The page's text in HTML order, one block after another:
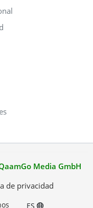
Media GmbH
de privacidad
ES